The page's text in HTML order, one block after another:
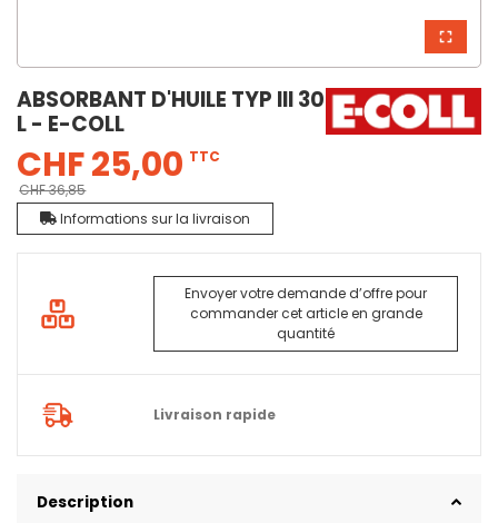
ABSORBANT D'HUILE TYP III 30
L - E-COLL
CHF 25,00
CHF 36,85
TTC
Informations sur la livraison
Envoyer votre demande d’offre pour
commander cet article en grande
quantité
Livraison rapide
Description